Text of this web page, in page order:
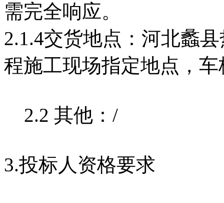
需完全响应。
2.1.4交货地点：河北蠡
程施工现场指定地点，
2.2 其他：/
3.投标人资格要求